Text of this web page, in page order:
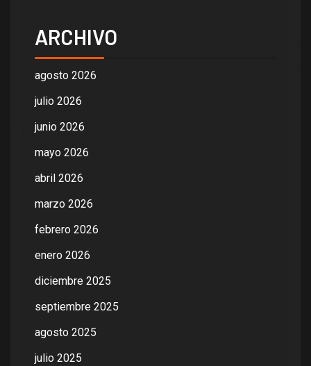
ARCHIVO
agosto 2026
julio 2026
junio 2026
mayo 2026
abril 2026
marzo 2026
febrero 2026
enero 2026
diciembre 2025
septiembre 2025
agosto 2025
julio 2025